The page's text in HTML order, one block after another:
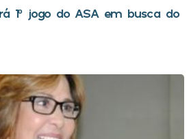
1º jogo do ASA em busca do